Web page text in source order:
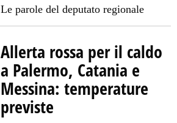
Le parole del deputato regionale
Allerta rossa per il caldo
a Palermo, Catania e
Messina: temperature
previste